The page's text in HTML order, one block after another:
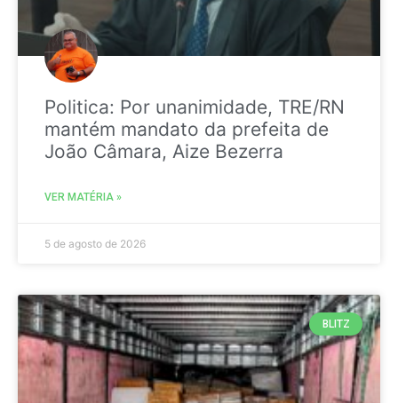
Politica: Por unanimidade, TRE/RN
mantém mandato da prefeita de
João Câmara, Aize Bezerra
VER MATÉRIA »
5 de agosto de 2026
BLITZ